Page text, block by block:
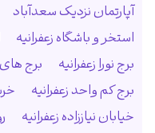
آپارتمان نزدیک سعدآباد
استخر و باشگاه زعفرانیه
برج نورا زعفرانیه
برج
برج کم واحد زعفرانیه
خیابان نیاززاده زعفرانیه